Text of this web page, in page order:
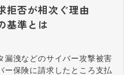
拒否が相次ぐ理由
基準とは
漏洩などのサイバー攻撃被害
ー保険に請求したところ支払